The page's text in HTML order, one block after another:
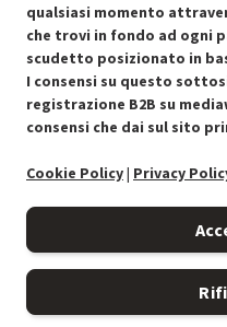
Condizioni generali di
Cookie Policy
Preferenze cookie
Informativa privacy
qualsiasi momento
che trovi in fondo ad ogni
scudetto posizionato in
I consensi su questo
registrazione B2B su
consensi che dai sul sito
Cookie Policy| Privacy